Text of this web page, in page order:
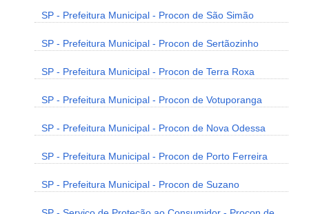
SP - Prefeitura Municipal - Procon de São Simão
SP - Prefeitura Municipal - Procon de Sertãozinho
SP - Prefeitura Municipal - Procon de Terra Roxa
SP - Prefeitura Municipal - Procon de Votuporanga
SP - Prefeitura Municipal - Procon de Nova Odessa
SP - Prefeitura Municipal - Procon de Porto Ferreira
SP - Prefeitura Municipal - Procon de Suzano